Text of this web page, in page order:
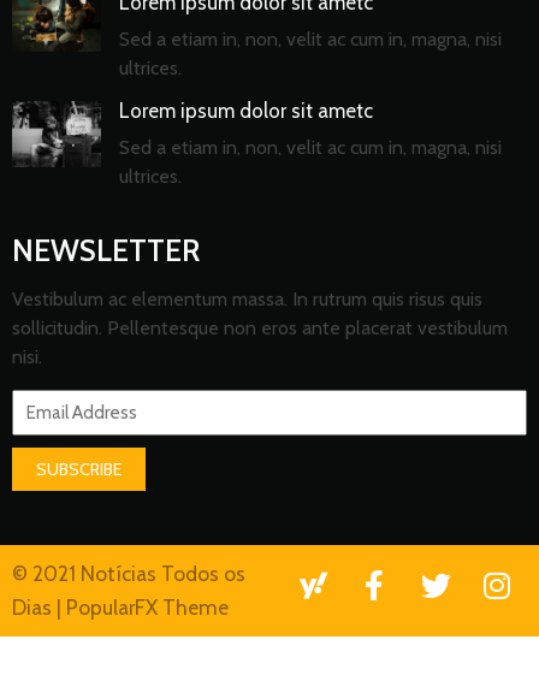
Sed a etiam in, non, velit ac cum in, magna, nisi
ultrices.
Lorem ipsum dolor sit ametc
Sed a etiam in, non, velit ac cum in, magna, nisi
ultrices.
NEWSLETTER
Vestibulum ac elementum massa. In rutrum quis risus quis
sollicitudin. Pellentesque non eros ante placerat vestibulum
nisi.
SUBSCRIBE
© 2021 Notícias Todos os
Dias | PopularFX Theme